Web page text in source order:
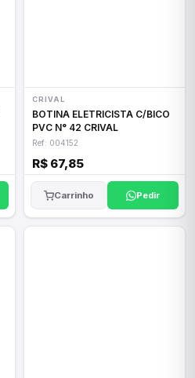
CRIVAL
BOTINA ELETRICISTA C/BICO
PVC N° 42 CRIVAL
Ref: 004152
R$ 67,85
Carrinho Pedir